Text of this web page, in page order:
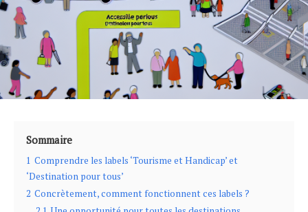
Sommaire
1 Comprendre les labels ‘Tourisme et Handicap’ et
‘Destination pour tous’
2 Concrètement, comment fonctionnent ces labels ?